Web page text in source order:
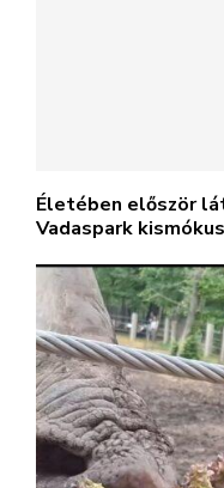
Életében először
Vadaspark